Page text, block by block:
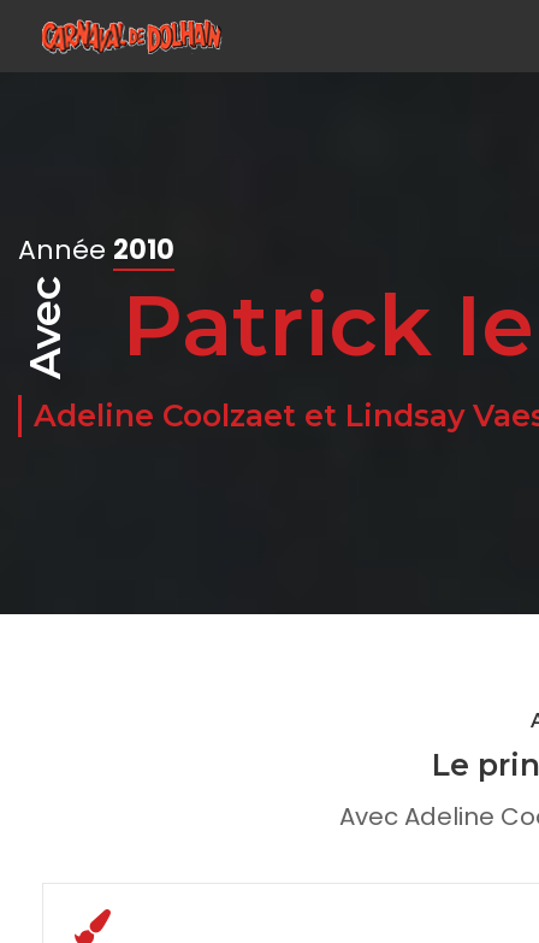
Année 2010
Avec Patrick
Adeline Coolzaet e |
Le
Avec Adeline